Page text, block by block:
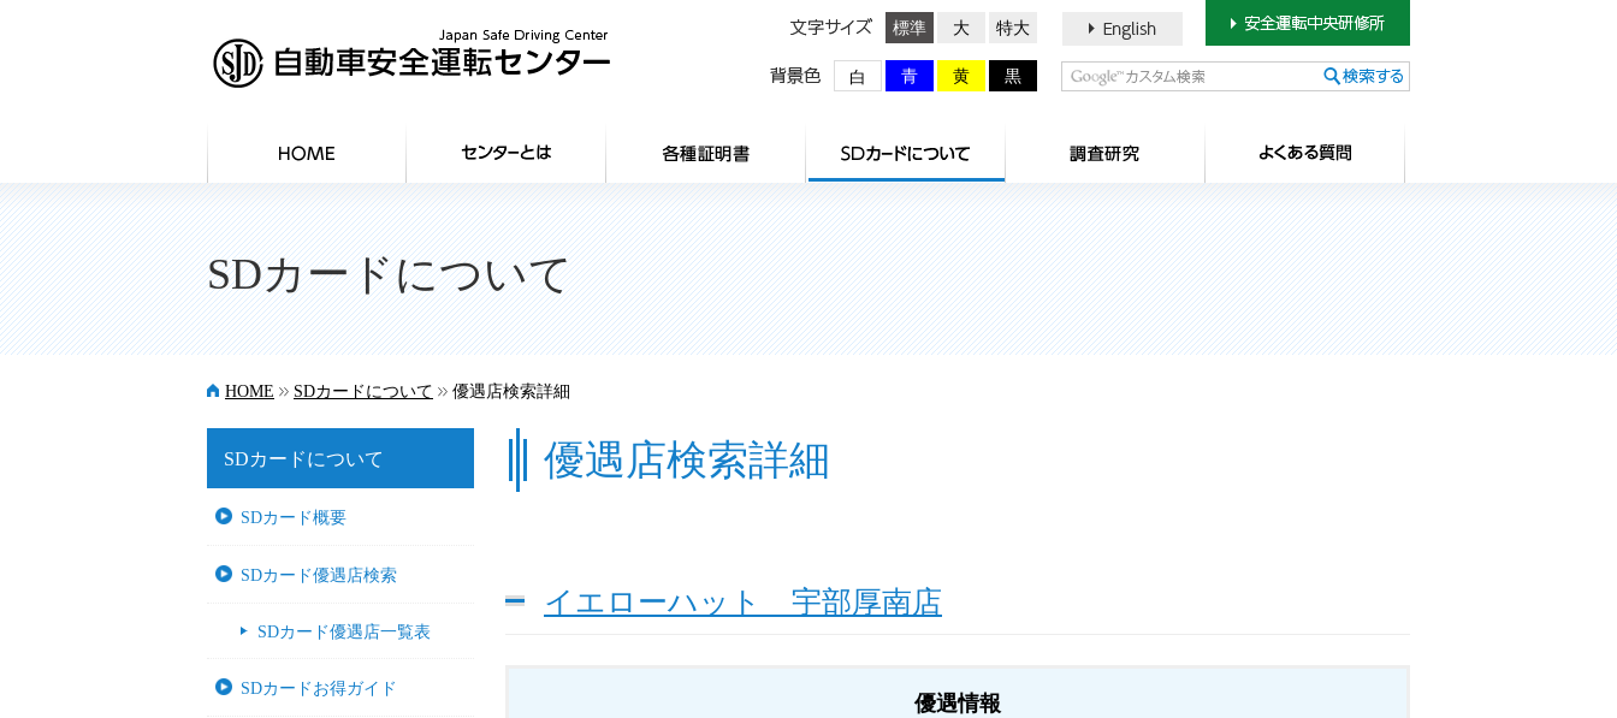
文字サイズ
標準 大 特大
背景色
白 青 黄 黒
SDカードについて
HOME >> SDカードについて >> 優遇店検索詳細
優遇店検索詳細
イエローハット 宇部厚南店
優遇情報
SDカードについて
SDカード概要
SDカード優遇店検索
SDカード優遇店一覧表
SDカードお得ガイド